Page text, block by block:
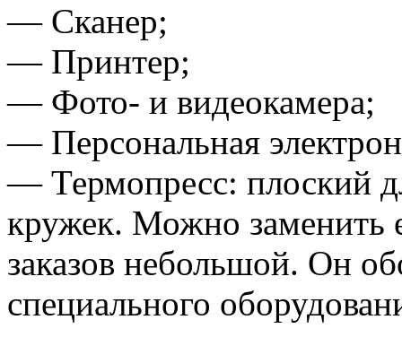
— Сканер;
— Принтер;
— Фото- и видеокамера;
— Персональная
— Термопресс: плоский
кружек. Можно заменить
заказов небольшой. Он
специального